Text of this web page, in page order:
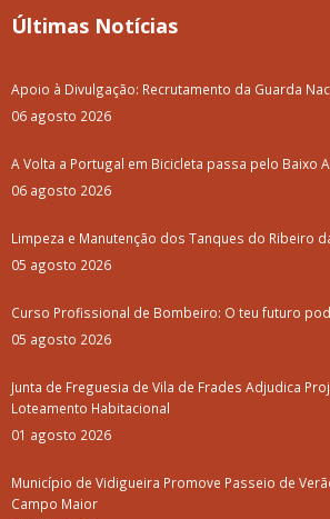
Últimas Notícias
Apoio à Divulgação: Recrutamento da Guarda
06 agosto 2026
A Volta a Portugal em Bicicleta passa pelo Baixo
06 agosto 2026
Limpeza e Manutenção dos Tanques do Ribeiro
05 agosto 2026
Curso Profissional de Bombeiro: O teu futuro
05 agosto 2026
Junta de Freguesia de Vila de Frades Adjudica
Loteamento Habitacional
01 agosto 2026
Município de Vidigueira Promove Passeio de
Campo Maior